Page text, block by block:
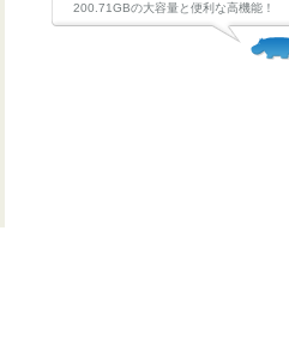
200.71GBの大容量と便利な高機能！